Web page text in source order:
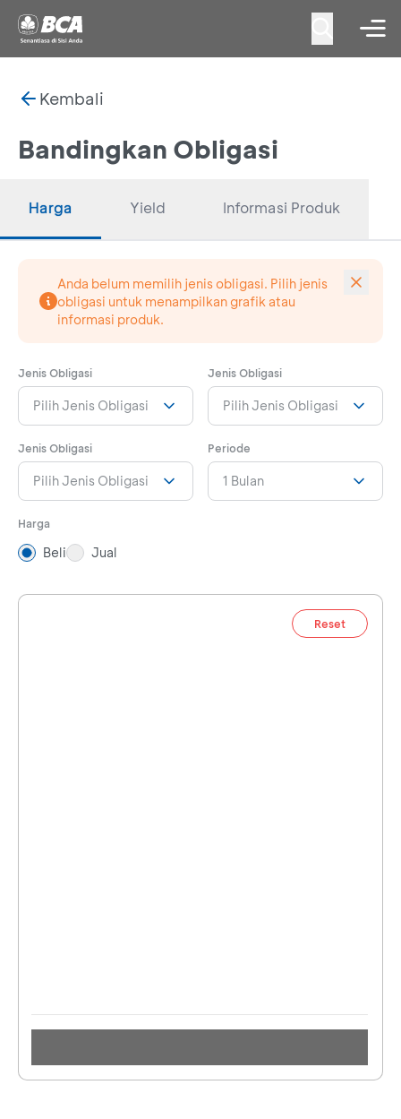
Kembali
Bandingkan Obligasi
Harga Yield Informasi Produk
Anda belum memilih jenis obligasi. Pilih jenis
obligasi untuk menampilkan grafik atau
informasi produk.
Jenis Obligasi
Pilih Jenis Obligasi
Jenis Obligasi
Pilih Jenis Obligasi
Jenis Obligasi
Pilih Jenis Obligasi
Periode
1 Bulan
Harga
Beli Jual
Reset